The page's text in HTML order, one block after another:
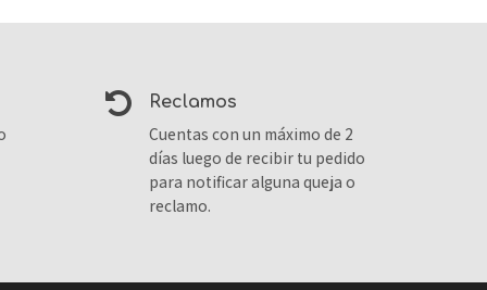
reclamos
Cuentas con un máximo de 2
días luego de recibir tu pedido
para notificar alguna queja o
reclamo.